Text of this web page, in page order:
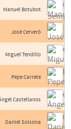
Manuel Botubot
José Cerveró
Miguel Tendillo
Pepe Carrete
Castellanos
Daniel Solsona